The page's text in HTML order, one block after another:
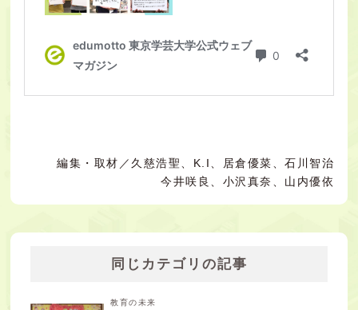
編集・取材／ 久慈浩聖、K.I、居倉優菜、石川智治
今井咲良、 小沢真奈、山内優依
同じカテゴリの記事
教育の未来